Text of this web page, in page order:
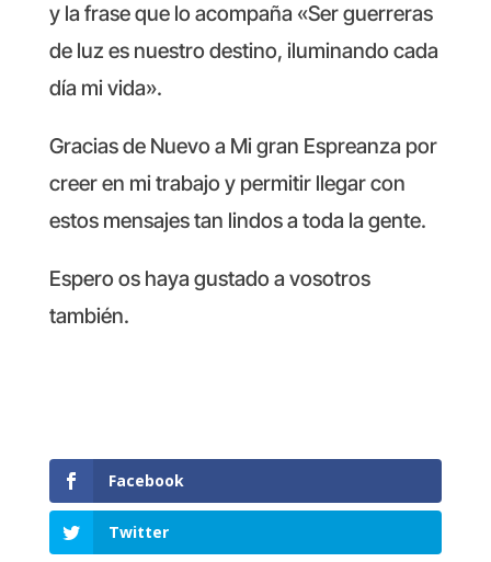
y la frase que lo acompaña «Ser guerreras
de luz es nuestro destino, iluminando cada
día mi vida».
Gracias de Nuevo a Mi gran Espreanza por
creer en mi trabajo y permitir llegar con
estos mensajes tan lindos a toda la gente.
Espero os haya gustado a vosotros
también.
Facebook
Twitter